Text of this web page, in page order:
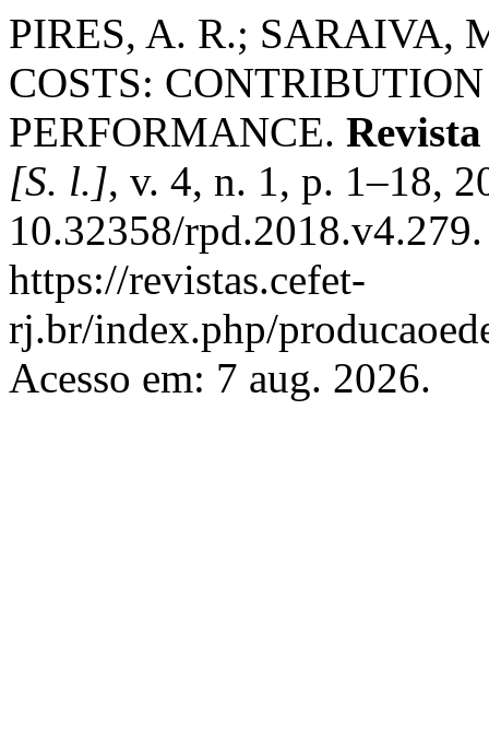
PIRES, A. R.; SARAIVA,
COSTS:
PERFORMANCE.
[S. l.], v. 4, n. 1, p. 1–18,
10.32358/
https://revistas.cefet-
rj.br/index.php/
Acesso em: 7 aug. 2026.